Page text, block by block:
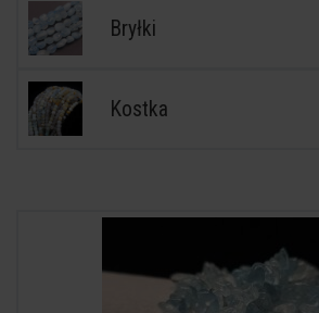
Bryłki
Kostka